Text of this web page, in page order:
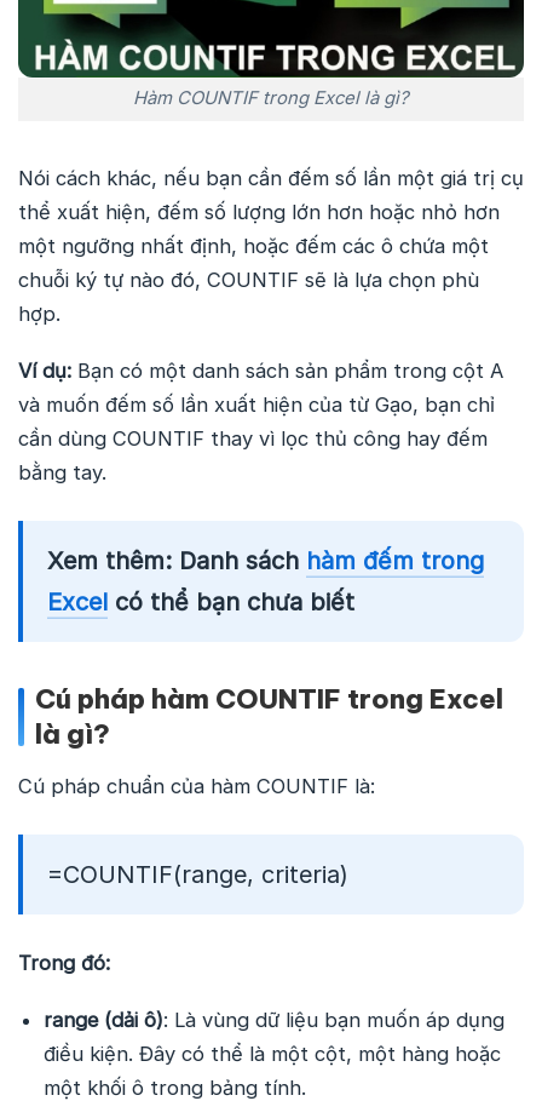
Hàm COUNTIF trong Excel là gì?
Nói cách khác, nếu bạn cần đếm số lần một giá trị cụ
thể xuất hiện, đếm số lượng lớn hơn hoặc nhỏ hơn
một ngưỡng nhất định, hoặc đếm các ô chứa một
chuỗi ký tự nào đó, COUNTIF sẽ là lựa chọn phù
hợp.
Ví dụ: Bạn có một danh sách sản phẩm trong cột A
và muốn đếm số lần xuất hiện của từ Gạo, bạn chỉ
cần dùng COUNTIF thay vì lọc thủ công hay đếm
bằng tay.
Xem thêm: Danh sách hàm đếm trong
Excel có thể bạn chưa biết
Cú pháp hàm COUNTIF trong Excel
là gì?
Cú pháp chuẩn của hàm COUNTIF là:
=COUNTIF(range, criteria)
Trong đó:
range (dải ô): Là vùng dữ liệu bạn muốn áp dụng
điều kiện. Đây có thể là một cột, một hàng hoặc
một khối ô trong bảng tính.